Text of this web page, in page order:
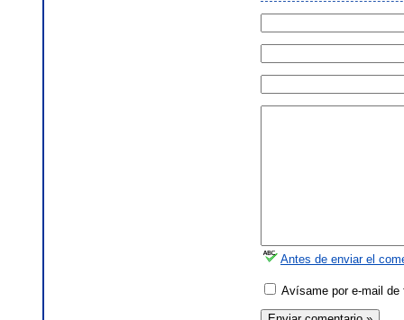
Antes de enviar el
Avísame por e-mail de